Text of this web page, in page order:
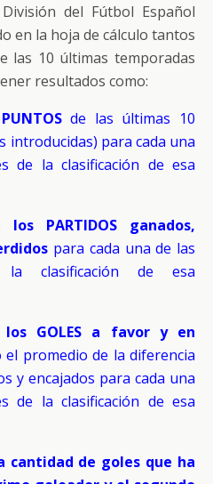
del Fútbol Español
en la hoja de cálculo tantos
las 10 últimas temporadas
resultados como:
de las últimas 10
introducidas) para cada una
de la clasificación de esa
PARTIDOS ganados,
para cada una de las
la clasificación de esa
los GOLES a favor y en
el promedio de la diferencia
y encajados para cada una
de la clasificación de esa
cantidad de goles que ha